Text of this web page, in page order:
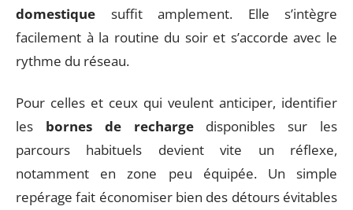
domestique suffit amplement. Elle s’intègre
facilement à la routine du soir et s’accorde avec le
rythme du réseau.
Pour celles et ceux qui veulent anticiper, identifier
les bornes de rechargedisponibles sur les
parcours habituels devient vite un réflexe,
notamment en zone peu équipée. Un simple
repérage fait économiser bien des détours évitables